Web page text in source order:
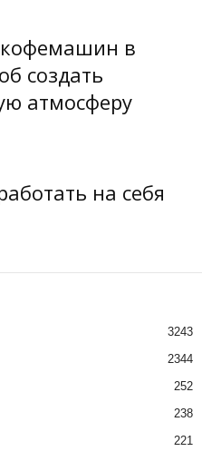
кофемашин в
создать
атмосферу
на себя
3243
2344
252
238
221